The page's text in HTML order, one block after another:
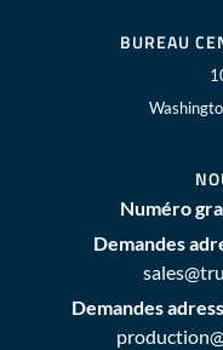
BUREAU
Numéro
Demandes
Demandes